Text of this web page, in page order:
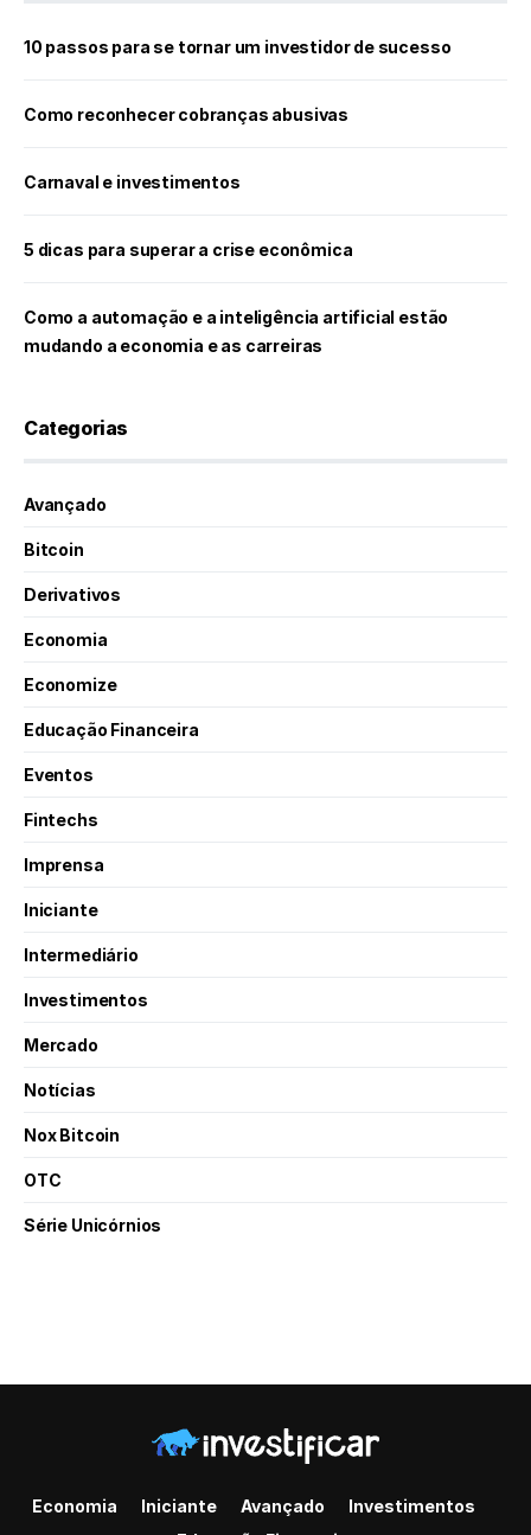
10 passos para se tornar um investidor de sucesso
Como reconhecer cobranças abusivas
Carnaval e investimentos
5 dicas para superar a crise econômica
Como a automação e a inteligência artificial estão
mudando a economia e as carreiras
Categorias
Avançado
Bitcoin
Derivativos
Economia
Economize
Educação Financeira
Eventos
Fintechs
Imprensa
Iniciante
Intermediário
Investimentos
Mercado
Notícias
Nox Bitcoin
OTC
Série Unicórnios
Economia Iniciante Avançado
Investimentos